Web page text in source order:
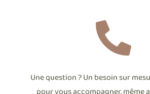

Une question ? Un besoin sur